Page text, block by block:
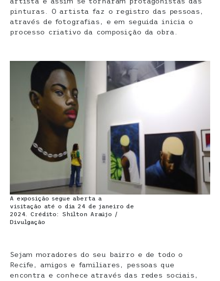
pinturas. O artista faz o registro das pessoas,
através de fotografias, e em seguida inicia o
processo criativo da composição da obra.
A exposição segue aberta a
visitação até o dia 24 de janeiro de
2024. Crédito: Shilton Araújo /
Divulgação
Sejam moradores do seu bairro e de todo o
Recife, amigos e familiares, pessoas que
encontra e conhece através das redes sociais,